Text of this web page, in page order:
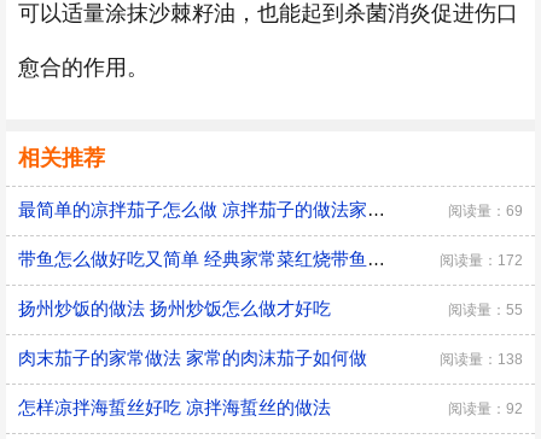
可以适量涂抹沙棘籽油，也能起到杀菌消炎促进伤口
愈合的作用。
相关推荐
最简单的凉拌茄子怎么做 凉拌茄子的做法家常窍门 阅读量：69
带鱼怎么做好吃又简单 经典家常菜红烧带鱼的做法 阅读量：172
扬州炒饭的做法 扬州炒饭怎么做才好吃 阅读量：55
肉末茄子的家常做法 家常的肉沫茄子如何做 阅读量：138
怎样凉拌海蜇丝好吃 凉拌海蜇丝的做法 阅读量：92